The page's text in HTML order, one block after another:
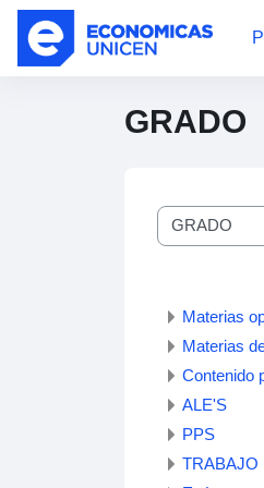
Salta al contenido principal
GRADO
Categorías
Materias
Materias
Contenido
ALE'S
PPS
TRABAJO